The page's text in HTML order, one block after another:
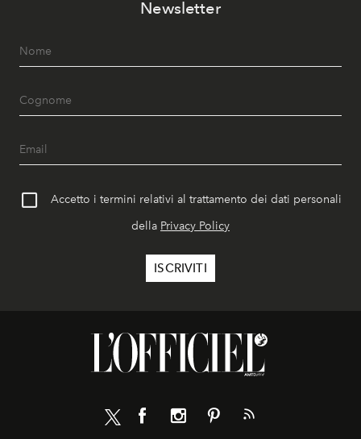
Newsletter
Accetto i termini relativi al trattamento dei dati personali
della Privacy Policy